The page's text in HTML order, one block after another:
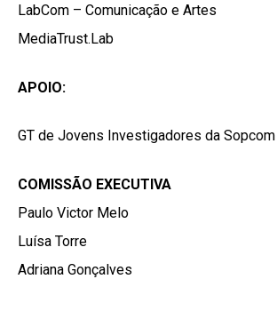
LabCom – Comunicação e Artes
MediaTrust.Lab
APOIO:
GT de Jovens Investigadores da Sopcom
COMISSÃO EXECUTIVA
Paulo Victor Melo
Luísa Torre
Adriana Gonçalves